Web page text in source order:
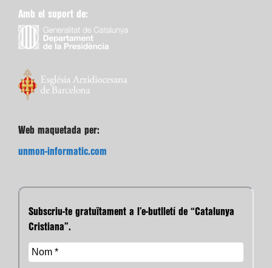
Amb el suport de:
Web maquetada per:
unmon-informatic.com
Subscriu-te gratuïtament a l’e-butlletí de “Catalunya
Cristiana”.